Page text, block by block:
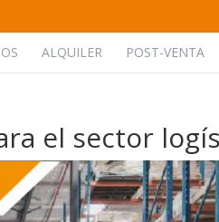
ALQUILER POST-VENTA
el sector